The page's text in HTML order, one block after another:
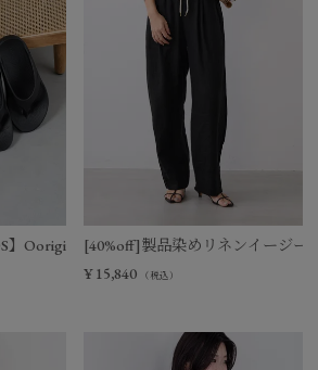
】Ooriginal リカバリーサンダル
[40%off]製品染めリネンイージー
¥ 15,840 （税込）